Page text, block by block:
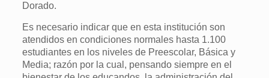
Dorado.
Es necesario indicar que en esta institución son
atendidos en condiciones normales hasta 1.100
estudiantes en los niveles de Preescolar, Básica y
Media; razón por la cual, pensando siempre en el